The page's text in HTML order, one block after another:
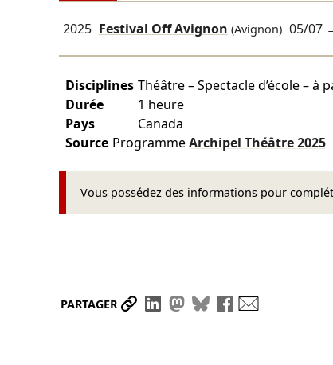
2025 Festival Off Avignon (Avignon) 05/07
Disciplines Théâtre – Spectacle d’école – à
Durée
1 heure
Pays
Canada
Source ProgrammeArchipel Théâtre2025
Vous possédez des informations pour
PARTAGER Partager le lien
Partager sur LinkedIn
Partager sur Mastodon
Partager sur
Partager sur